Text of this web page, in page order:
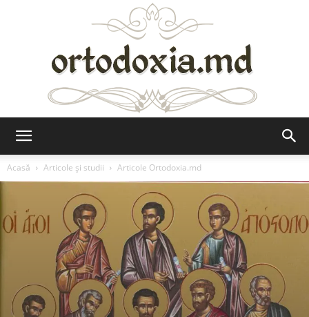
Acasă
Articole şi studii Articole Ortodoxia.md